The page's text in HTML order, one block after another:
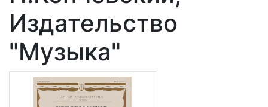
Издательство
"Музыка"